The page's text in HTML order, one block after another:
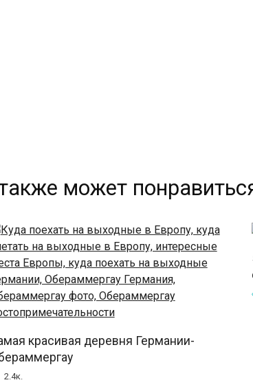
может
красивая деревня Германии-
2.4к.